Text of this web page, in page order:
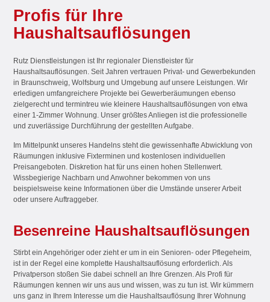
Profis für Ihre
Haushaltsauflösungen
Rutz Dienstleistungen ist Ihr regionaler Dienstleister für
Haushaltsauflösungen. Seit Jahren vertrauen Privat- und Gewerbekunden
in Braunschweig, Wolfsburg und Umgebung auf unsere Leistungen. Wir
erledigen umfangreichere Projekte bei Gewerberäumungen ebenso
zielgerecht und termintreu wie kleinere Haushaltsauflösungen von etwa
einer 1-Zimmer Wohnung. Unser größtes Anliegen ist die professionelle
und zuverlässige Durchführung der gestellten Aufgabe.
Im Mittelpunkt unseres Handelns steht die gewissenhafte Abwicklung von
Räumungen inklusive Fixterminen und kostenlosen individuellen
Preisangeboten. Diskretion hat für uns einen hohen Stellenwert.
Wissbegierige Nachbarn und Anwohner bekommen von uns
beispielsweise keine Informationen über die Umstände unserer Arbeit
oder unsere Auftraggeber.
Besenreine Haushaltsauflösungen
Stirbt ein Angehöriger oder zieht er um in ein Senioren- oder Pflegeheim,
ist in der Regel eine komplette Haushaltsauflösung erforderlich. Als
Privatperson stoßen Sie dabei schnell an Ihre Grenzen. Als Profi für
Räumungen kennen wir uns aus und wissen, was zu tun ist. Wir kümmern
uns ganz in Ihrem Interesse um die Haushaltsauflösung Ihrer Wohnung